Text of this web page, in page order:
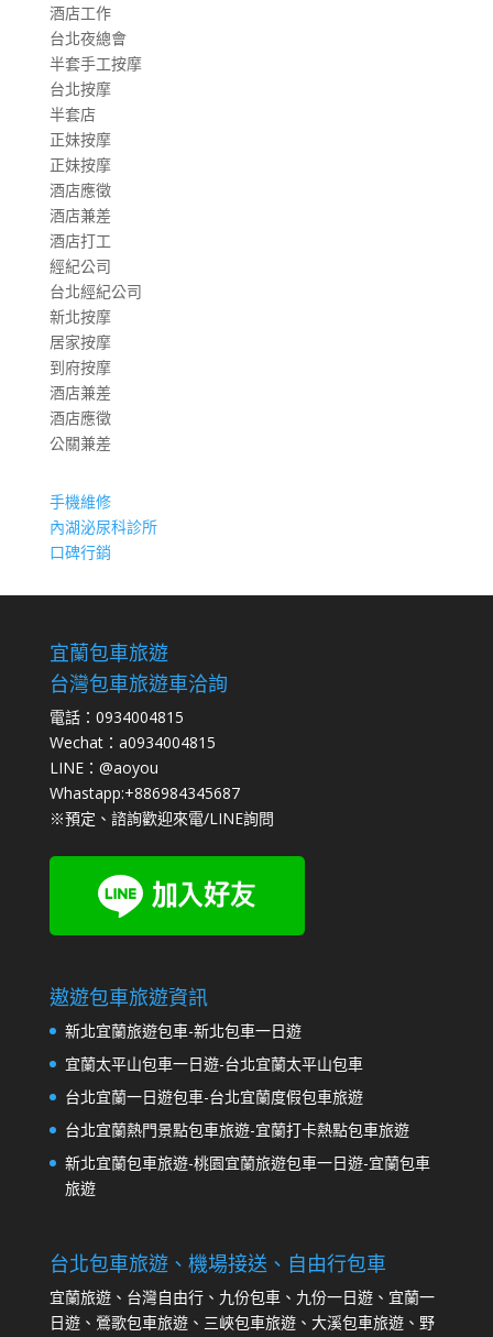
酒店工作
台北夜總會
半套手工按摩
台北按摩
半套店
正妹按摩
正妹按摩
酒店應徵
酒店兼差
酒店打工
經紀公司
台北經紀公司
新北按摩
居家按摩
到府按摩
酒店兼差
酒店應徵
公關兼差
手機維修
內湖泌尿科診所
口碑行銷
宜蘭包車旅遊
台灣包車旅遊車洽詢
電話：0934004815
Wechat：a0934004815
LINE：@aoyou
Whastapp:+886984345687
※預定、諮詢歡迎來電/LINE詢問
遨遊包車旅遊資訊
新北宜蘭旅遊包車-新北包車一日遊
宜蘭太平山包車一日遊-台北宜蘭太平山包車
台北宜蘭一日遊包車-台北宜蘭度假包車旅遊
台北宜蘭熱門景點包車旅遊-宜蘭打卡熱點包車旅遊
新北宜蘭包車旅遊-桃園宜蘭旅遊包車一日遊-宜蘭包車
旅遊
台北包車旅遊、機場接送、自由行包車
宜蘭旅遊、台灣自由行、九份包車、九份一日遊、宜蘭一
日遊、鶯歌包車旅遊、三峽包車旅遊、大溪包車旅遊、野